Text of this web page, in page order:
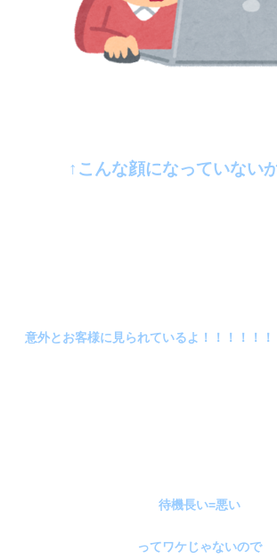
↑こんな顔になっていない
意外とお客様に見られているよ！！！！！！
待機長い=悪い
ってワケじゃないので